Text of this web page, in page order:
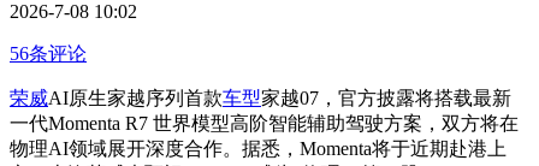
2026-7-08 10:02
56条评论
荣威AI原生家越序列首款车型家越07，官方披露将搭载最新
一代Momenta R7 世界模型高阶智能辅助驾驶方案，双方将在
物理AI领域展开深度合作。据悉，Momenta将于近期赴港上